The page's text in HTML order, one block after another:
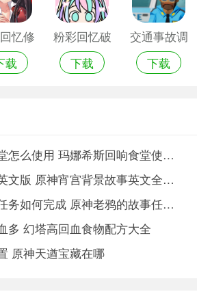
忆修
机游
载
粉彩回忆破
解版
下载
交通事故调
查手机游戏
下载
玛娜希斯回响食堂怎么使用 玛娜希斯回响食堂使用攻略
原神宵宫的故事英文版 原神宵宫背景故事英文全介绍
原神老鸦的故事任务如何完成 原神老鸦的故事任务完成方法
多 幻塔高回血食物配方大全
原神天遒宝藏在哪